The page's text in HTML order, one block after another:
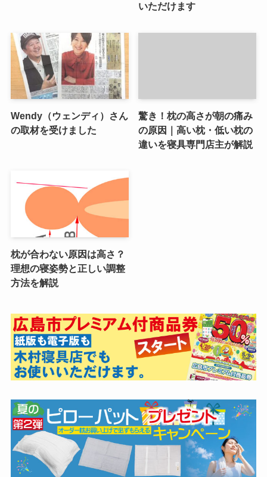
いただけます
Wendy（ウェンディ）さん
の取材を受けました
驚き！枕の高さが朝の痛み
の原因｜高い枕・低い枕の
違いを寝具専門店主が解説
枕が合わない原因は高さ？
理想の寝姿勢と正しい調整
方法を解説